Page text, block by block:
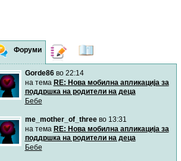
Форуми Дневници
Gorde86во 22:14
на тема RE: Нова мобилна апликација за
поддршка на родители на деца
Бебе
me_mother_of_threeво 13:31
на тема RE: Нова мобилна апликација за
поддршка на родители на деца
Бебе